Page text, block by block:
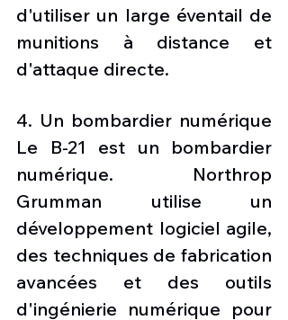
d'utiliser un large éventail de
munitions à distance et
d'attaque directe.
4. Un bombardier numérique
Le B-21 est un bombardier
numérique. Northrop
Grumman utilise un
développement logiciel agile,
des techniques de fabrication
avancées et des outils
d'ingénierie numérique pour